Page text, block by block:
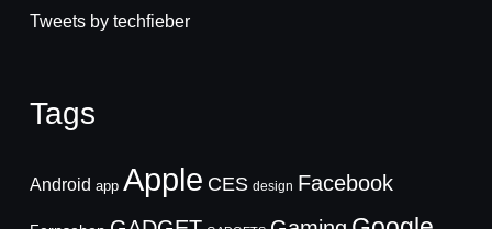
Tweets by techfieber
Tags
Android app Apple CES design Facebook